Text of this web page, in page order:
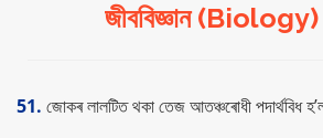
জীববিজ্ঞান
51. জোকৰ লালটিত থকা তেজ আতঞ্চৰোধী পদাৰ্থবিধ